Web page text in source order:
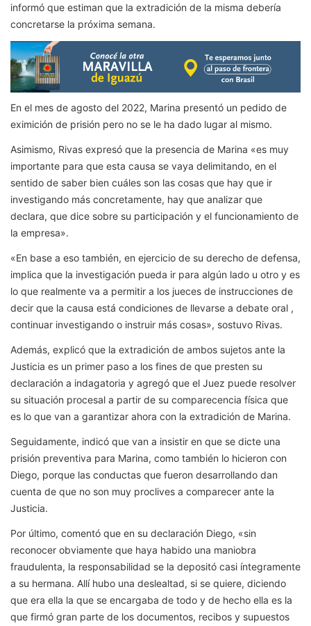
informó que estiman que la extradición de la misma debería
concretarse la próxima semana.
En el mes de agosto del 2022, Marina presentó un pedido de
eximición de prisión pero no se le ha dado lugar al mismo.
Asimismo, Rivas expresó que la presencia de Marina «es muy
importante para que esta causa se vaya delimitando, en el
sentido de saber bien cuáles son las cosas que hay que ir
investigando más concretamente, hay que analizar que
declara, que dice sobre su participación y el funcionamiento de
la empresa».
«En base a eso también, en ejercicio de su derecho de defensa,
implica que la investigación pueda ir para algún lado u otro y es
lo que realmente va a permitir a los jueces de instrucciones de
decir que la causa está condiciones de llevarse a debate oral ,
continuar investigando o instruir más cosas», sostuvo Rivas.
Además, explicó que la extradición de ambos sujetos ante la
Justicia es un primer paso a los fines de que presten su
declaración a indagatoria y agregó que el Juez puede resolver
su situación procesal a partir de su comparecencia física que
es lo que van a garantizar ahora con la extradición de Marina.
Seguidamente, indicó que van a insistir en que se dicte una
prisión preventiva para Marina, como también lo hicieron con
Diego, porque las conductas que fueron desarrollando dan
cuenta de que no son muy proclives a comparecer ante la
Justicia.
Por último, comentó que en su declaración Diego, «sin
reconocer obviamente que haya habido una maniobra
fraudulenta, la responsabilidad se la depositó casi íntegramente
a su hermana. Allí hubo una deslealtad, si se quiere, diciendo
que era ella la que se encargaba de todo y de hecho ella es la
que firmó gran parte de los documentos, recibos y supuestos